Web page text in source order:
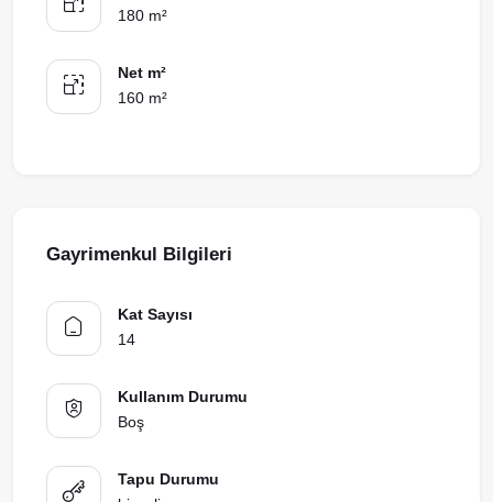
180 m²
Net m²
160 m²
Gayrimenkul Bilgileri
Kat Sayısı
14
Kullanım Durumu
Boş
Tapu Durumu